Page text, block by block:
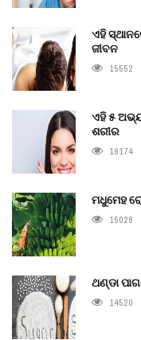
ଏହି
ଜୀବନ
15552
ଏହି ୫
ଶରୀର
16174
ମଧୁମେହ
15028
ଥଣ୍ଡା
14520